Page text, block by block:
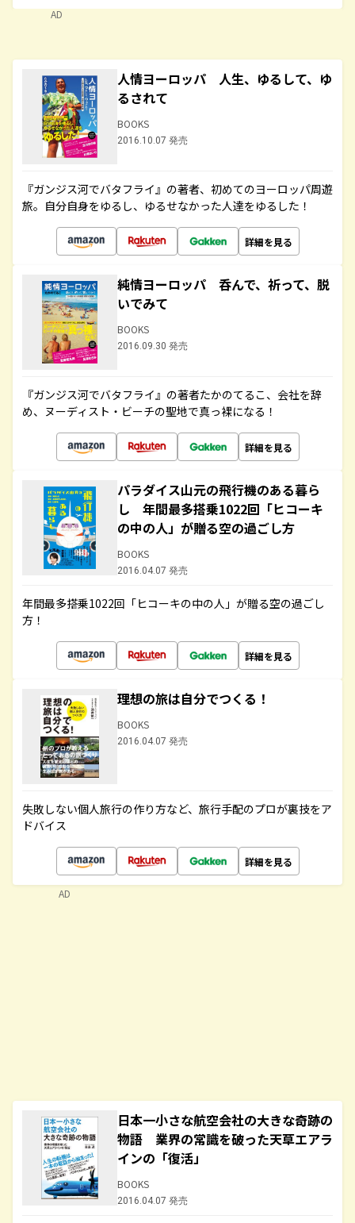
AD
人情ヨーロッパ 人生、ゆるして、ゆ
るされて
BOOKS
2016.10.07 発売
『ガンジス河でバタフライ』の著者、初めてのヨーロッパ周遊
旅。自分自身をゆるし、ゆるせなかった人達をゆるした！
詳細を見る
純情ヨーロッパ 呑んで、祈って、脱
いでみて
BOOKS
2016.09.30 発売
『ガンジス河でバタフライ』の著者たかのてるこ、会社を辞
め、ヌーディスト・ビーチの聖地で真っ裸になる！
詳細を見る
パラダイス山元の飛行機のある暮ら
し 年間最多搭乗1022回「ヒコーキ
の中の人」が贈る空の過ごし方
BOOKS
2016.04.07 発売
年間最多搭乗1022回「ヒコーキの中の人」が贈る空の過ごし
方！
詳細を見る
理想の旅は自分でつくる！
BOOKS
2016.04.07 発売
失敗しない個人旅行の作り方など、旅行手配のプロが裏技をア
ドバイス
詳細を見る
日本一小さな航空会社の大きな奇跡の
物語 業界の常識を破った天草エアラ
インの「復活」
BOOKS
2016.04.07 発売
AD